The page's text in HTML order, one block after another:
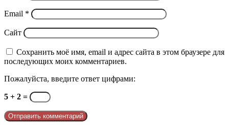
Email *
Сайт
Сохранить моё имя, email и адрес сайта в этом браузере для
последующих моих комментариев.
Пожалуйста, введите ответ цифрами:
5 + 2 =